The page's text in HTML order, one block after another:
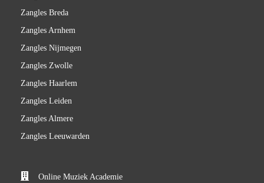
Zangles Breda
Zangles Arnhem
Zangles Nijmegen
Zangles Zwolle
Zangles Haarlem
Zangles Leiden
Zangles Almere
Zangles Leeuwarden
Online Muziek Academie